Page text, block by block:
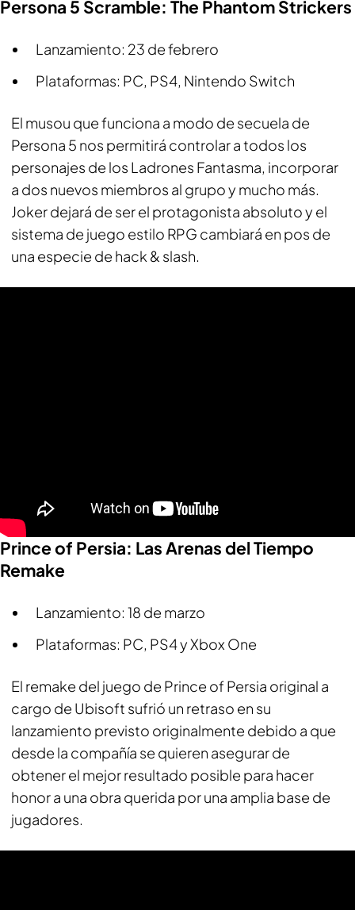
Persona 5 Scramble: The Phantom Strickers
Lanzamiento: 23 de febrero
Plataformas: PC, PS4, Nintendo Switch
El musou que funciona a modo de secuela de
Persona 5 nos permitirá controlar a todos los
personajes de los Ladrones Fantasma, incorporar
a dos nuevos miembros al grupo y mucho más.
Joker dejará de ser el protagonista absoluto y el
sistema de juego estilo RPG cambiará en pos de
una especie de hack & slash.
Prince of Persia: Las Arenas del Tiempo
Remake
Lanzamiento: 18 de marzo
Plataformas: PC, PS4 y Xbox One
El remake del juego de Prince of Persia original a
cargo de Ubisoft sufrió un retraso en su
lanzamiento previsto originalmente debido a que
desde la compañía se quieren asegurar de
obtener el mejor resultado posible para hacer
honor a una obra querida por una amplia base de
jugadores.